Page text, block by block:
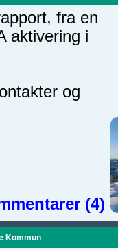
fra en
aktivering i
og
(4)
Kommun